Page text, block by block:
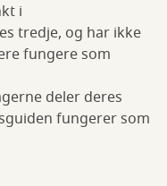
i
tredje, og har ikke
fungere som
deler deres
fungerer som